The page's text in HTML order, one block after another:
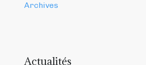
Archives
Actualités